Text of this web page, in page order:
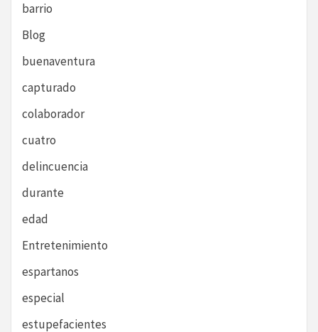
barrio
Blog
buenaventura
capturado
colaborador
cuatro
delincuencia
durante
edad
Entretenimiento
espartanos
especial
estupefacientes